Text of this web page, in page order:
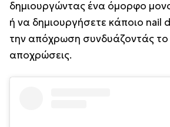
δημιουργώντας ένα όμορφο
ή να δημιουργήσετε κάποιο nail
την απόχρωση συνδυάζοντάς το
αποχρώσεις.